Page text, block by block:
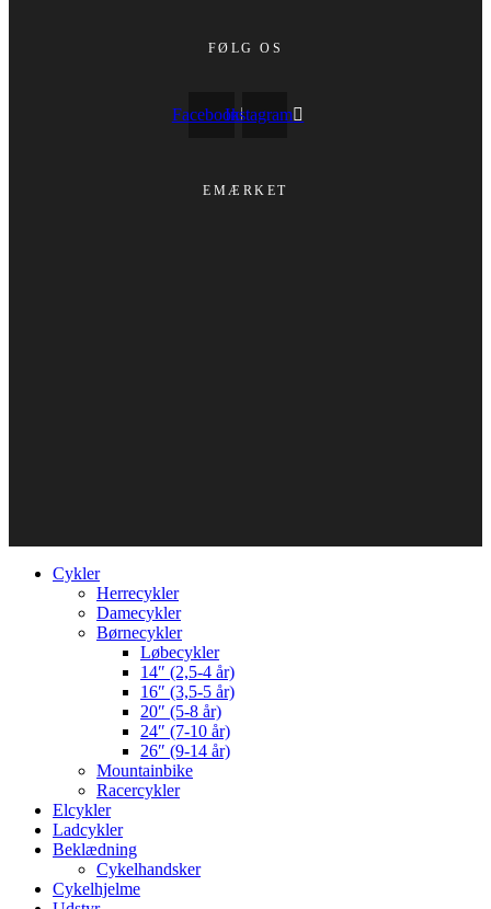
FØLG OS
FacebookInstagram
EMÆRKET
Cykler
Herrecykler
Damecykler
Børnecykler
Løbecykler
14″ (2,5-4 år)
16″ (3,5-5 år)
20″ (5-8 år)
24″ (7-10 år)
26″ (9-14 år)
Mountainbike
Racercykler
Elcykler
Ladcykler
Beklædning
Cykelhandsker
Cykelhjelme